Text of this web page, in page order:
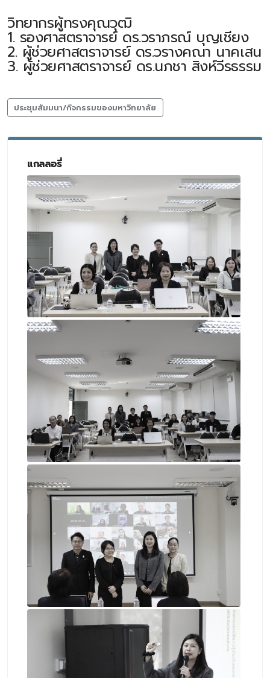
วิทยากรผู้ทรงคุณวุฒิ
1. รองศาสตราจารย์ ดร.วราภรณ์ บุญเชียง
2. ผู้ช่วยศาสตราจารย์ ดร.วรางคณา นาคเสน
3. ผู้ช่วยศาสตราจารย์ ดร.นภชา สิงห์วีรธรรม
ประชุมสัมมนา/กิจกรรมของมหาวิทยาลัย
แกลลอรี่